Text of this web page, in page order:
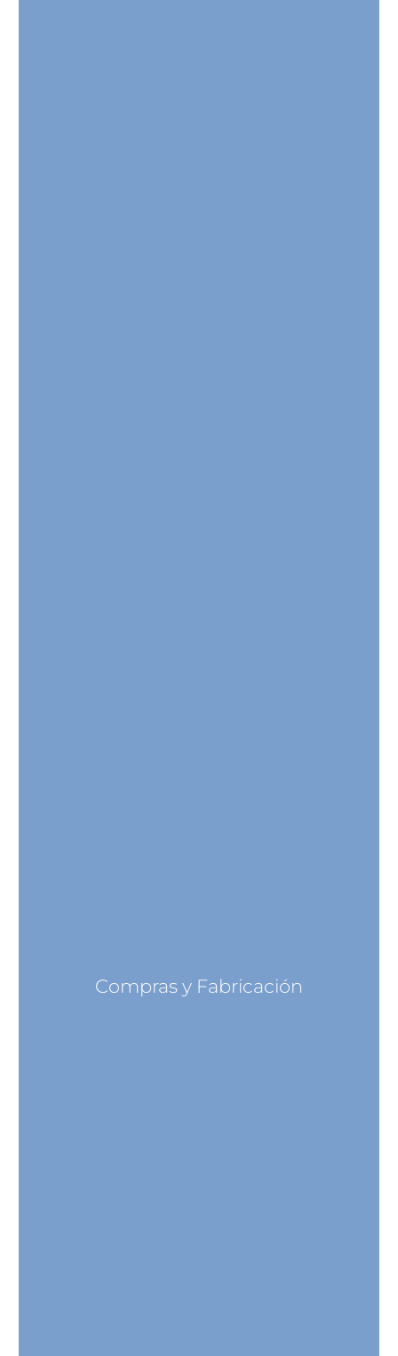
Compras y Fabricación
Compras y Fabricación